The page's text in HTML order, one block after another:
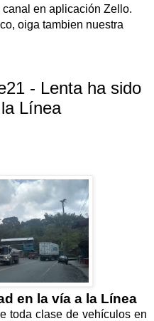
en aplicación Zello.
oiga tambien nuestra
- Lenta ha sido
Línea
en la vía a la Línea
toda clase de vehículos en